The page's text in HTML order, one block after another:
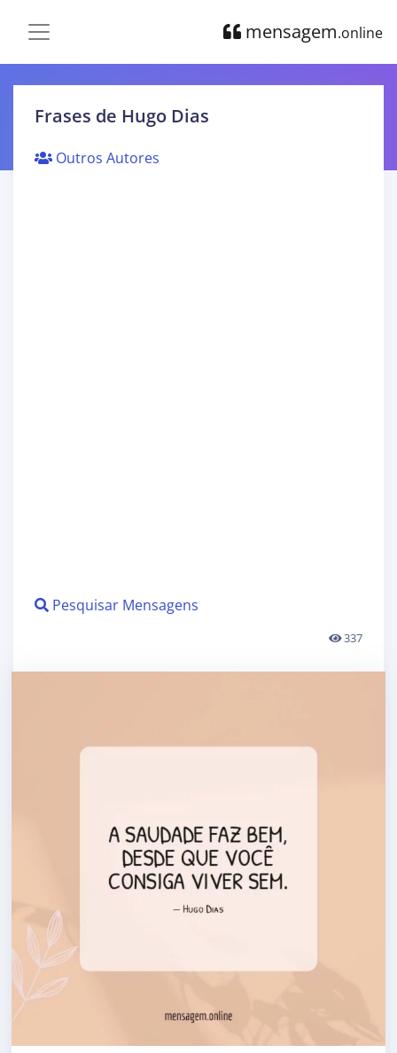
mensagem.online
Frases de Hugo Dias
Outros Autores
Pesquisar Mensagens
337